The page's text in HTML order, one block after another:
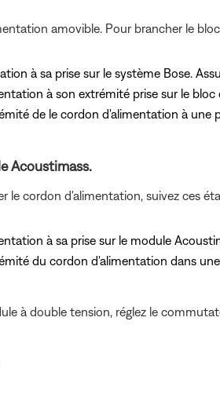
amovible. Pour brancher le
à sa prise sur le système Bose.
à son extrémité prise sur le
de le cordon d'alimentation à
Acoustimass.
le cordon d'alimentation, suivez ces
à sa prise sur le module
du cordon d'alimentation dans
à double tension, réglez le